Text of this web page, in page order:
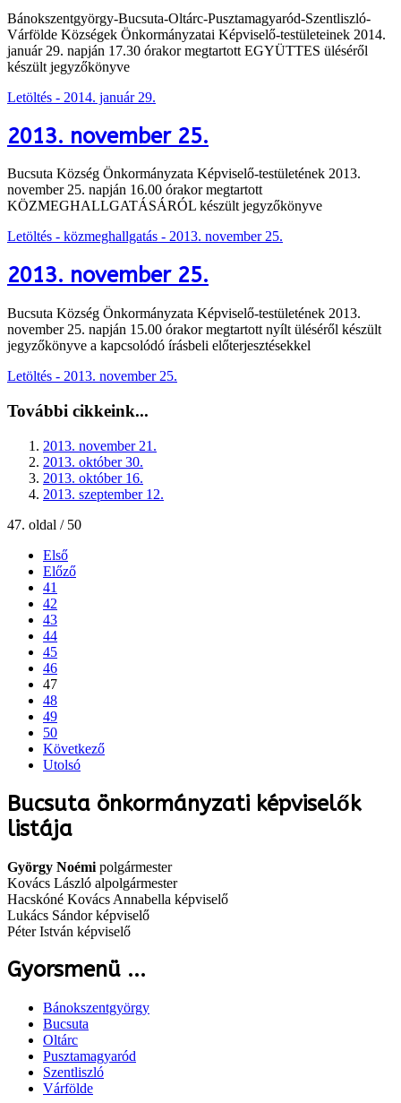
Bánokszentgyörgy-Bucsuta-Oltárc-Pusztamagyaród-Szentliszló-
Várfölde Községek Önkormányzatai Képviselő-testületeinek 2014.
január 29. napján 17.30 órakor megtartott EGYÜTTES üléséről
készült jegyzőkönyve
Letöltés - 2014. január 29.
2013. november 25.
Bucsuta Község Önkormányzata Képviselő-testületének 2013.
november 25. napján 16.00 órakor megtartott
KÖZMEGHALLGATÁSÁRÓL készült jegyzőkönyve
Letöltés - közmeghallgatás - 2013. november 25.
2013. november 25.
Bucsuta Község Önkormányzata Képviselő-testületének 2013.
november 25. napján 15.00 órakor megtartott nyílt üléséről készült
jegyzőkönyve a kapcsolódó írásbeli előterjesztésekkel
Letöltés - 2013. november 25.
További cikkeink...
2013. november 21.
2013. október 30.
2013. október 16.
2013. szeptember 12.
47. oldal / 50
Első
Előző
41
42
43
44
45
46
47
48
49
50
Következő
Utolsó
Bucsuta önkormányzati képviselők
listája
György Noémi polgármester
Kovács László alpolgármester
Hacskóné Kovács Annabella képviselő
Lukács Sándor képviselő
Péter István képviselő
Gyorsmenü ...
Bánokszentgyörgy
Bucsuta
Oltárc
Pusztamagyaród
Szentliszló
Várfölde